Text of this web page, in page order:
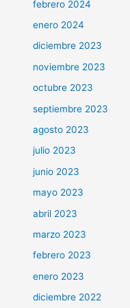
febrero 2024
enero 2024
diciembre 2023
noviembre 2023
octubre 2023
septiembre 2023
agosto 2023
julio 2023
junio 2023
mayo 2023
abril 2023
marzo 2023
febrero 2023
enero 2023
diciembre 2022